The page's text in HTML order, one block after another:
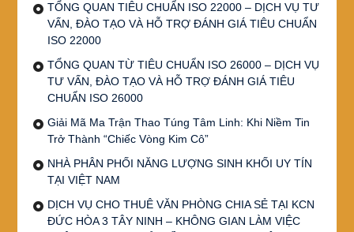
TỔNG QUAN TIÊU CHUẨN ISO 22000 – DỊCH VỤ TƯ
VẤN, ĐÀO TẠO VÀ HỖ TRỢ ĐÁNH GIÁ TIÊU CHUẨN
ISO 22000
TỔNG QUAN TỪ TIÊU CHUẨN ISO 26000 – DỊCH VỤ
TƯ VẤN, ĐÀO TẠO VÀ HỖ TRỢ ĐÁNH GIÁ TIÊU
CHUẨN ISO 26000
Giải Mã Ma Trận Thao Túng Tâm Linh: Khi Niềm Tin
Trở Thành “Chiếc Vòng Kim Cô”
NHÀ PHÂN PHỐI NĂNG LƯỢNG SINH KHỐI UY TÍN
TẠI VIỆT NAM
DỊCH VỤ CHO THUÊ VĂN PHÒNG CHIA SẺ TẠI KCN
ĐỨC HÒA 3 TÂY NINH – KHÔNG GIAN LÀM VIỆC